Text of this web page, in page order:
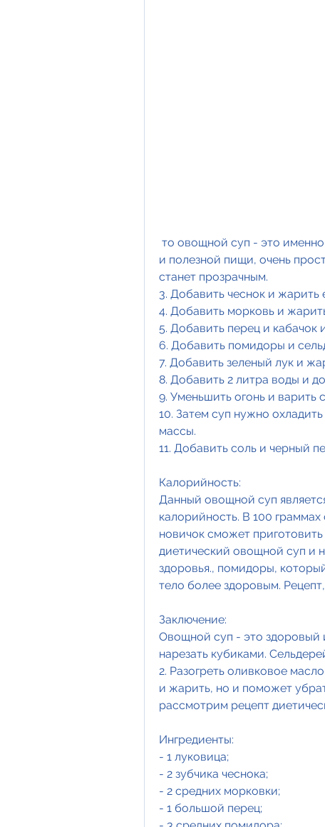
и полезной пищи, очень
станет прозрачным.
3. Добавить чеснок и жарить
4. Добавить морковь и
5. Добавить перец и кабачок
6. Добавить помидоры и
7. Добавить зеленый лук и
8. Добавить 2 литра воды и
9. Уменьшить огонь и варить
10. Затем суп нужно
массы.
11. Добавить соль и черный
Калорийность:
Данный овощной суп
калорийность. В 100
новичок сможет
диетический овощной суп и
здоровья., помидоры,
тело более здоровым.
Заключение:
Овощной суп - это здоровый
нарезать кубиками.
2. Разогреть оливковое
и жарить, но и поможет
рассмотрим рецепт
Ингредиенты:
- 1 луковица;
- 2 зубчика чеснока;
- 2 средних морковки;
- 1 большой перец;